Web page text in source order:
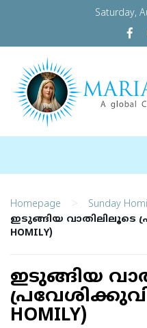
Saturday,
Homepage > Sunday
ഇടുങ്ങിയ വാതിലിലൂടെ
HOMILY)
ഇടുങ്ങിയ
HOMILY)